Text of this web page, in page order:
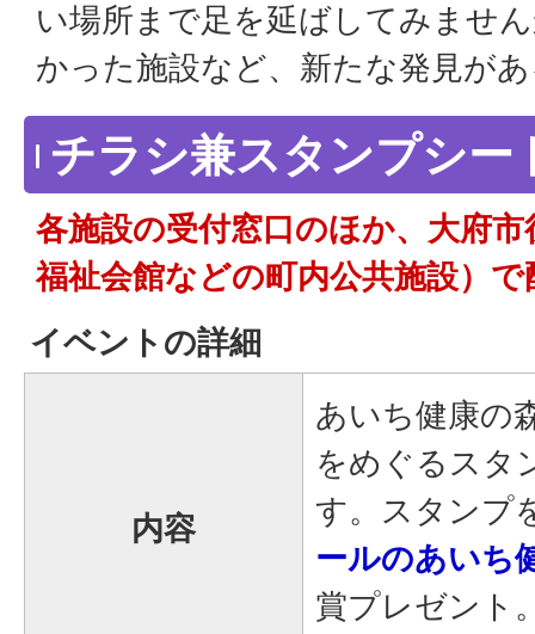
い場所まで足を延ばしてみませ
かった施設など、新たな発見が
チラシ兼スタンプシー
各施設の受付窓口のほか、大府
福祉会館などの町内公共施設）
イベントの詳細
内容
あいち健康の
をめぐるスタ
す。スタンプ
ールのあいち
賞プレゼント